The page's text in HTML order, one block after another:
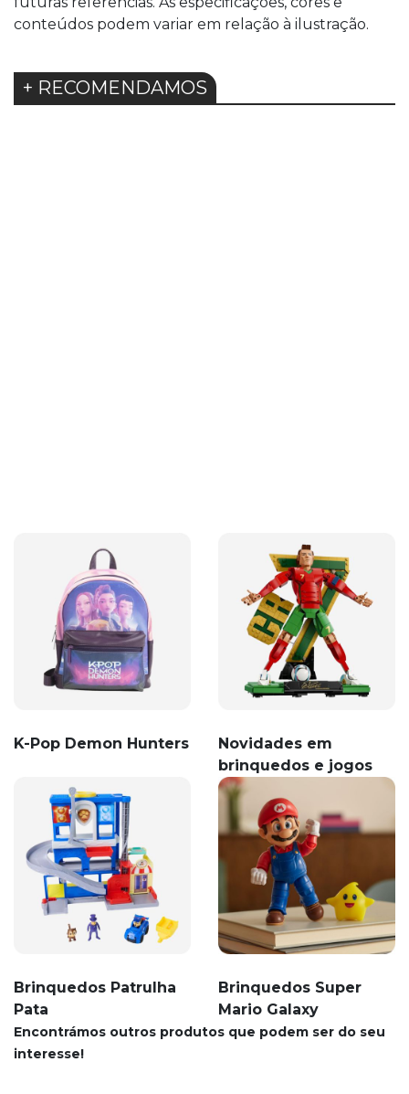
conteúdos podem variar em relação à ilustração.
+ RECOMENDAMOS
K-Pop Demon Hunters
Novidades em
brinquedos e jogos
Brinquedos Patrulha
Pata
Brinquedos Super
Mario Galaxy
Encontrámos outros produtos que podem ser do seu
interesse!